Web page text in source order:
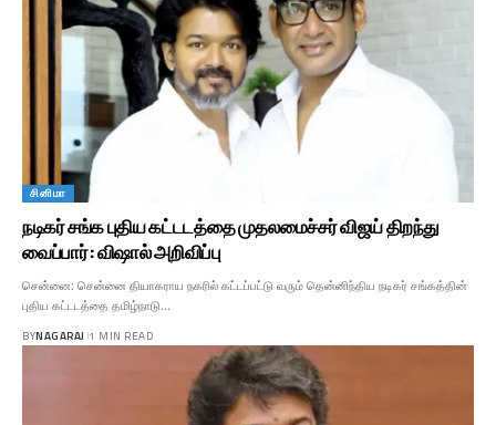
சினிமா
நடிகர் சங்க புதிய கட்டடத்தை முதலமைச்சர் விஜய் திறந்து
வைப்பார்: விஷால் அறிவிப்பு
சென்னை: சென்னை தியாகராய நகரில் கட்டப்பட்டு வரும் தென்னிந்திய நடிகர் சங்கத்தின்
புதிய கட்டடத்தை தமிழ்நாடு…
BYNAGARAJ 1 MIN READ